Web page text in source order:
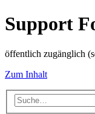
Support
öffentlich zugänglich
Zum Inhalt